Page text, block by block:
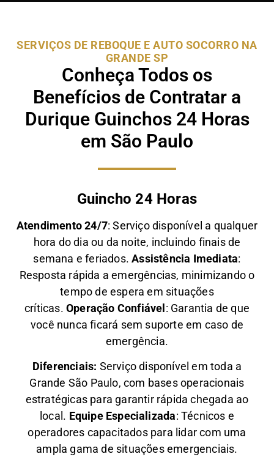
SERVIÇOS DE REBOQUE E AUTO SOCORRO NA
GRANDE SP
Conheça Todos os
Benefícios de Contratar a
Durique Guinchos 24 Horas
em São Paulo
Guincho 24 Horas
Atendimento 24/7: Serviço disponível a qualquer
hora do dia ou da noite, incluindo finais de
semana e feriados.Assistência Imediata:
Resposta rápida a emergências, minimizando o
tempo de espera em situações
críticas. Operação Confiável: Garantia de que
você nunca ficará sem suporte em caso de
emergência.
Diferenciais: Serviço disponível em toda a
Grande São Paulo, com bases operacionais
estratégicas para garantir rápida chegada ao
local. Equipe Especializada: Técnicos e
operadores capacitados para lidar com uma
ampla gama de situações emergenciais.